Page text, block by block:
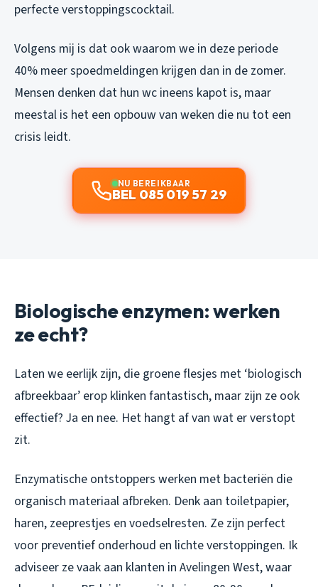
perfecte verstoppingscocktail.
Volgens mij is dat ook waarom we in deze periode
40% meer spoedmeldingen krijgen dan in de zomer.
Mensen denken dat hun wc ineens kapot is, maar
meestal is het een opbouw van weken die nu tot een
crisis leidt.
NU BEREIKBAAR
BEL 085 019 57 29
Biologische enzymen: werken
ze echt?
Laten we eerlijk zijn, die groene flesjes met ‘biologisch
afbreekbaar’ erop klinken fantastisch, maar zijn ze ook
effectief? Ja en nee. Het hangt af van wat er verstopt
zit.
Enzymatische ontstoppers werken met bacteriën die
organisch materiaal afbreken. Denk aan toiletpapier,
haren, zeeprestjes en voedselresten. Ze zijn perfect
voor preventief onderhoud en lichte verstoppingen. Ik
adviseer ze vaak aan klanten in Avelingen West, waar